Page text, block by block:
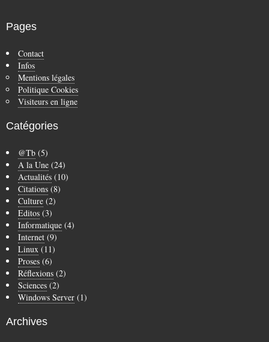
Pages
Contact
Infos
Mentions légales
Politique Cookies
Visiteurs en ligne
Catégories
@Tb (5)
A la Une (24)
Actualités (10)
Citations (8)
Culture (2)
Editos (3)
Informatique (4)
Internet (9)
Linux (11)
Proses (6)
Réflexions (2)
Sciences (2)
Windows Server (1)
Archives